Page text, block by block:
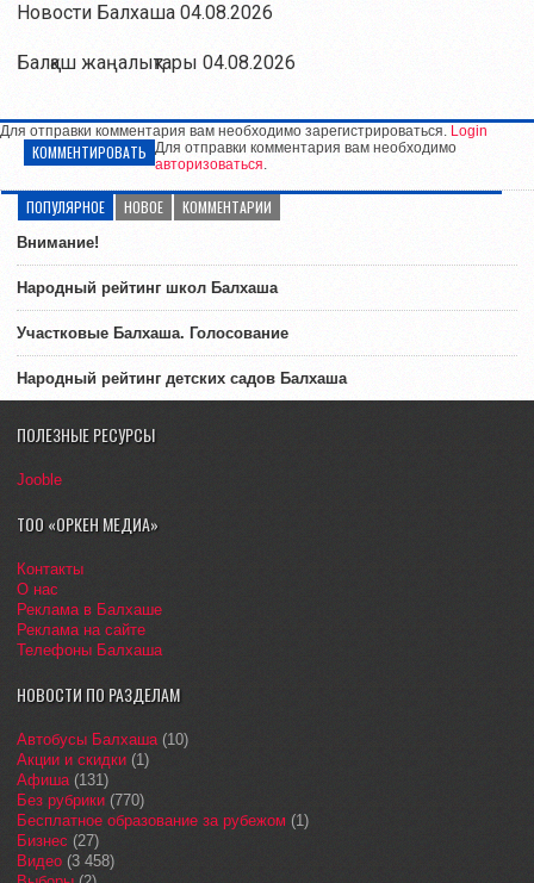
Новости Балхаша 04.08.2026
Балқаш жаңалықтары 04.08.2026
Для отправки комментария вам необходимо зарегистрироваться. Login
КОММЕНТИРОВАТЬ Для отправки комментария вам необходимо
авторизоваться.
ПОПУЛЯРНОЕ НОВОЕ КОММЕНТАРИИ
Внимание!
Народный рейтинг школ Балхаша
Участковые Балхаша. Голосование
Народный рейтинг детских садов Балхаша
ПОЛЕЗНЫЕ РЕСУРСЫ
Jooble
ТОО «ОРКЕН МЕДИА»
Контакты
О нас
Реклама в Балхаше
Реклама на сайте
Телефоны Балхаша
НОВОСТИ ПО РАЗДЕЛАМ
Автобусы Балхаша(10)
Акции и скидки (1)
Афиша(131)
Без рубрики (770)
Бесплатное образование за рубежом (1)
Бизнес (27)
Видео (3 458)